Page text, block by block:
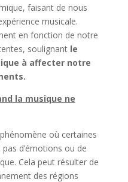
faisant de nous
musicale.
en fonction de notre
soulignant le
à affecter notre
la musique ne
où certaines
d’émotions ou de
Cela peut résulter de
des régions